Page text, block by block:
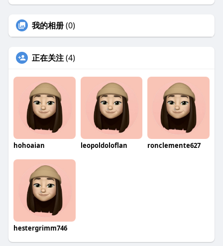
我的相册(0)
正在关注(4)
hohoaian leopoldoloflan ronclemente627
hestergrimm746